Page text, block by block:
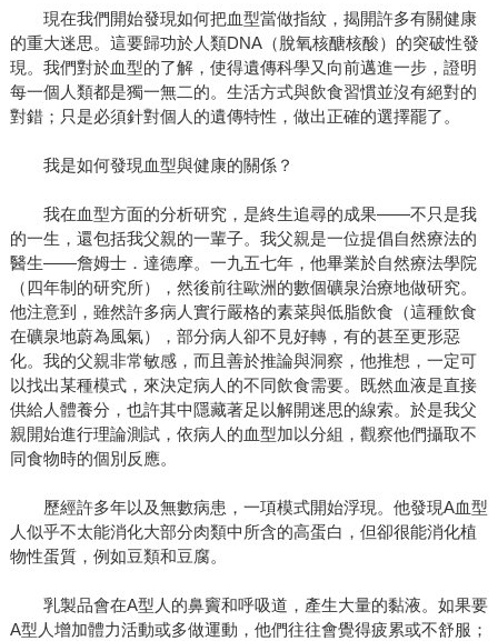
現在我們開始發現如何把血型當做指紋，揭開許多有關健康
的重大迷思。這要歸功於人類DNA（脫氧核醣核酸）的突破性發
現。我們對於血型的了解，使得遺傳科學又向前邁進一步，證明
每一個人類都是獨一無二的。生活方式與飲食習慣並沒有絕對的
對錯；只是必須針對個人的遺傳特性，做出正確的選擇罷了。
我是如何發現血型與健康的關係？
我在血型方面的分析研究，是終生追尋的成果——不只是我
的一生，還包括我父親的一輩子。我父親是一位提倡自然療法的
醫生——詹姆士．達德摩。一九五七年，他畢業於自然療法學院
（四年制的研究所），然後前往歐洲的數個礦泉治療地做研究。
他注意到，雖然許多病人實行嚴格的素菜與低脂飲食（這種飲食
在礦泉地蔚為風氣），部分病人卻不見好轉，有的甚至更形惡
化。我的父親非常敏感，而且善於推論與洞察，他推想，一定可
以找出某種模式，來決定病人的不同飲食需要。既然血液是直接
供給人體養分，也許其中隱藏著足以解開迷思的線索。於是我父
親開始進行理論測試，依病人的血型加以分組，觀察他們攝取不
同食物時的個別反應。
歷經許多年以及無數病患，一項模式開始浮現。他發現A血型
人似乎不太能消化大部分肉類中所含的高蛋白，但卻很能消化植
物性蛋質，例如豆類和豆腐。
乳製品會在A型人的鼻竇和呼吸道，產生大量的黏液。如果要
A型人增加體力活動或多做運動，他們往往會覺得疲累或不舒服；